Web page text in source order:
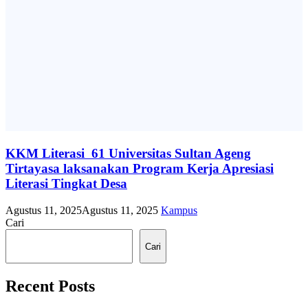
KKM Literasi 61 Universitas Sultan Ageng
Tirtayasa laksanakan Program Kerja Apresiasi
Literasi Tingkat Desa
Agustus 11, 2025Agustus 11, 2025 Kampus
Cari
Cari
Recent Posts